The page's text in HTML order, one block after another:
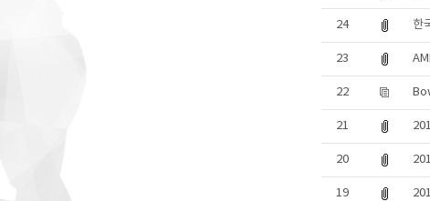
24 한
23
22
21
20
19